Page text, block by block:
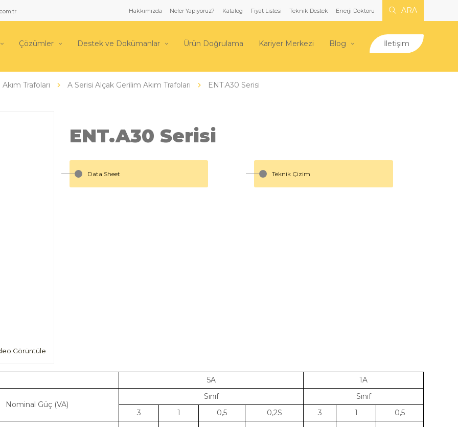
Hakkımızda Neler Yapıyoruz? Katalog Fiyat Listesi Teknik Destek Enerji Doktoru ARA
Çözümler Destek ve Dokümanlar Ürün Doğrulama Kariyer Merkezi Blog İletişim
Akım Trafoları A Serisi Alçak Gerilim Akım Trafoları ENT.A30 Serisi
Görüntüle
ENT.A30 Serisi
Data Sheet Teknik Çizim
5A 1A
Nominal Güç (VA)
Sınıf
Sınıf
3
1 0,5 0,2S 3 1 0,5